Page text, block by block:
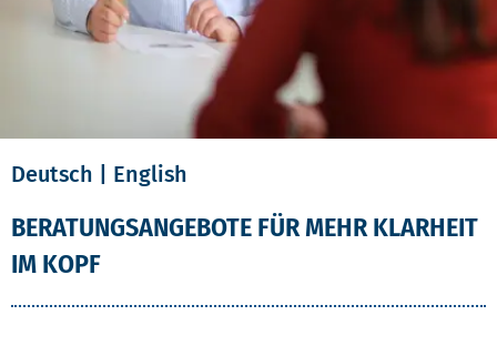
Deutsch | English
BERATUNGSANGEBOTE FÜR MEHR KLARHEIT
IM KOPF